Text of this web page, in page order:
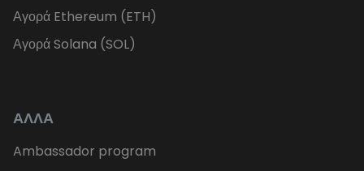
Αγορά Ethereum (ETH)
Αγορά Solana (SOL)
ΑΛΛΑ
Ambassador program